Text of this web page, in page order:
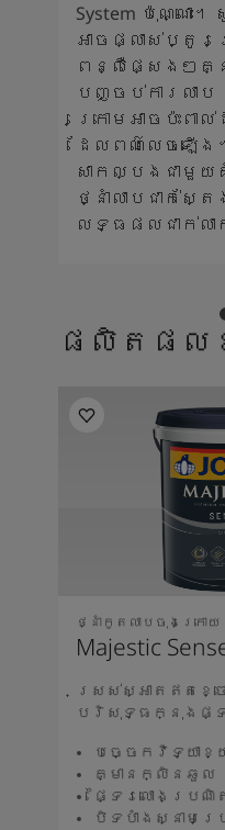
System ប៉ុណ្ណោះ
អាចផ្លាស់ប្តូ
ពន្លឺផ្សេងៗគ្ន
បញ្ចប់ការលាប
ក្រោមអាចប៉ះពា
ដែលពណ៌លេចឡើ
សាកល្បងជាមួ
ថ្នាំលាបជាក់ស្ត
លទ្ធផលជាក់លា
ផលិតផល
ថ្នាំកូតលាបចុងក្រោយ
Majestic
ស្រស់ស្អាតឥតខ្ច
បរិសុទ្ធក្នុងផ្ទ
បច្ចេកវិទ្យា
គ្មានក្លិនឆួល
ផ្ទៃរលោងប្រណិ
បិទបាំងស្នាមប្រេ